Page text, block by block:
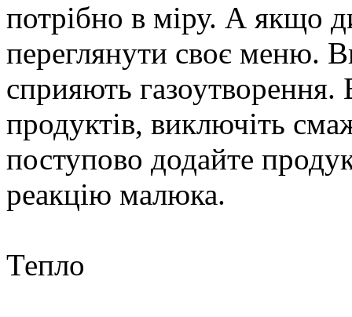
потрібно в міру. А якщо
переглянути своє меню.
сприяють
продуктів, виключіть
поступово додайте
реакцію малюка.
Тепло